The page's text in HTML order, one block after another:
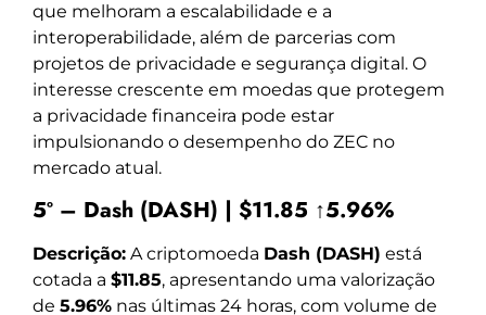
que melhoram a escalabilidade e a
interoperabilidade, além de parcerias com
projetos de privacidade e segurança digital. O
interesse crescente em moedas que protegem
a privacidade financeira pode estar
impulsionando o desempenho do ZEC no
mercado atual.
5º – Dash (DASH) | $11.85 ↑5.96%
Descrição: A criptomoeda Dash (DASH) está
cotada a $11.85, apresentando uma valorização
de 5.96% nas últimas 24 horas, com volume de